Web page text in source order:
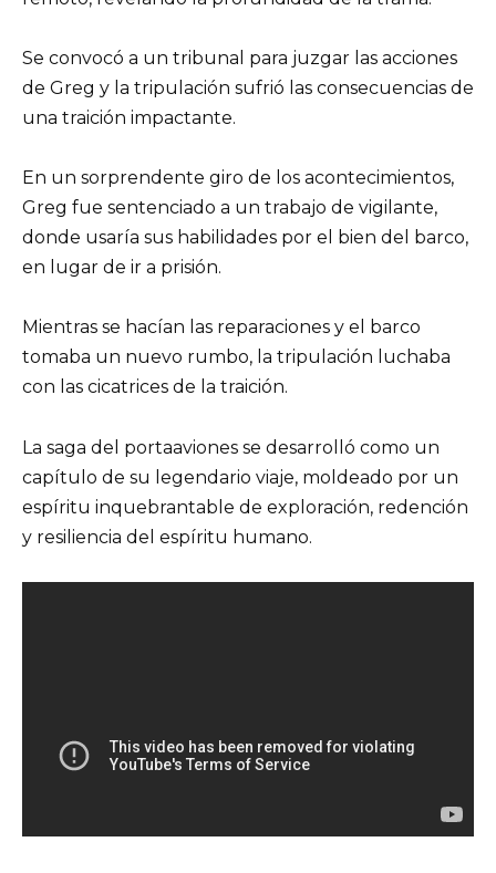
Se convocó a un tribunal para juzgar las acciones
de Greg y la tripulación sufrió las consecuencias de
una traición impactante.
En un sorprendente giro de los acontecimientos,
Greg fue sentenciado a un trabajo de vigilante,
donde usaría sus habilidades por el bien del barco,
en lugar de ir a prisión.
Mientras se hacían las reparaciones y el barco
tomaba un nuevo rumbo, la tripulación luchaba
con las cicatrices de la traición.
La saga del portaaviones se desarrolló como un
capítulo de su legendario viaje, moldeado por un
espíritu inquebrantable de exploración, redención
y resiliencia del espíritu humano.